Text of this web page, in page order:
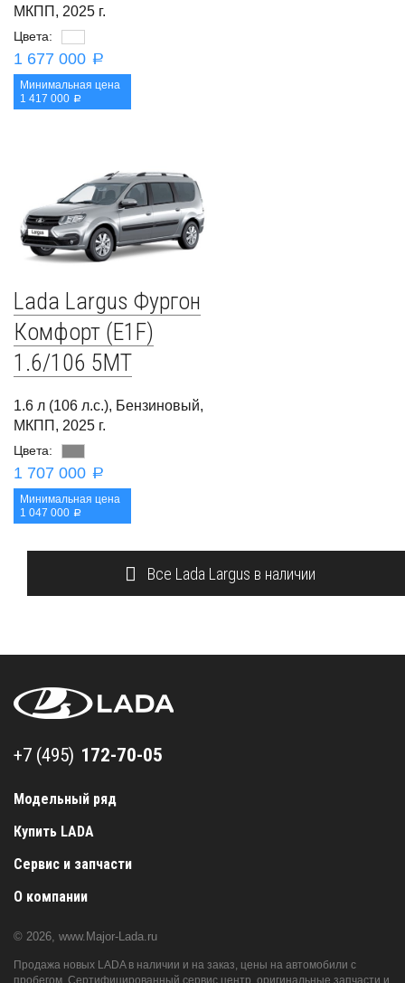
МКПП, 2025 г.
Цвета:
1 677 000 a
Минимальная цена
1 417 000
a
Lada Largus Фургон
Комфорт (E1F)
1.6/106 5MT
1.6 л (106 л.с.), Бензиновый,
МКПП, 2025 г.
Цвета:
1 707 000 a
Минимальная цена
1 047 000
a
Все Lada Largus в наличии
+7 (495)
+7 (495) 172-70-05
Модельный ряд
Купить LADA
Сервис и запчасти
О компании
© 2026, www.Major-Lada.ru
Продажа новых LADA в наличии и на заказ, цены на автомобили с
пробегом. Сертифицированный сервис центр, оригинальные запчасти и